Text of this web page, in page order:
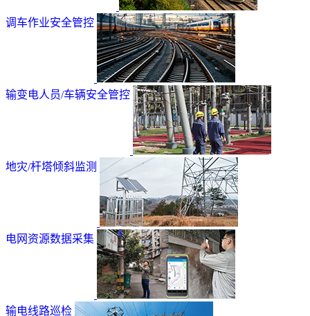
调车作业安全管控
输变电人员/车辆安全管控
地灾/杆塔倾斜监测
电网资源数据采集
输电线路巡检